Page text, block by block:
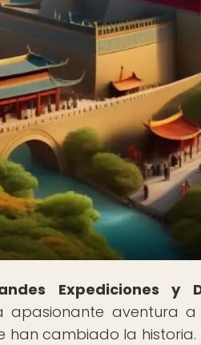
Expediciones y
apasionante aventura
han cambiado la